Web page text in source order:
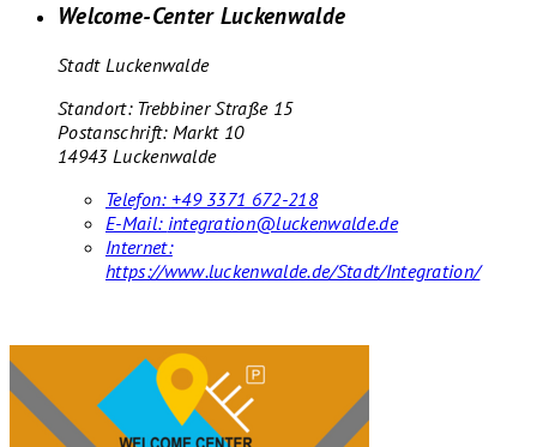
Welcome-Center Luckenwalde
Stadt Luckenwalde
Standort: Trebbiner Straße 15
Postanschrift: Markt 10
14943 Luckenwalde
Telefon: +49 3371 672-218
E-Mail: integration@luckenwalde.de
Internet:
https://www.luckenwalde.de/Stadt/Integration/